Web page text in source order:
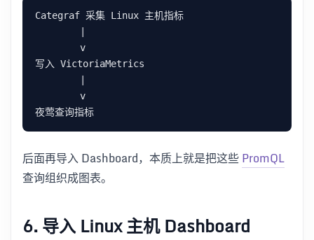
后面再导入 Dashboard，本质上就是把这些PromQL
查询组织成图表。
6. 导入 Linux 主机 Dashboard